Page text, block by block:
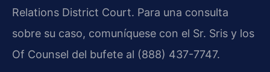
Relations District Court. Para una consulta
sobre su caso, comuníquese con el Sr. Sris y los
Of Counsel del bufete al (888) 437-7747.